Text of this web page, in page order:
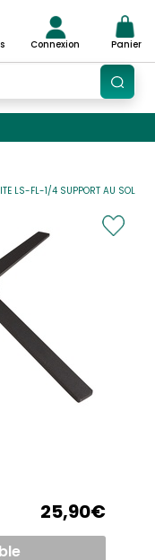
Connexion Panier
LS-FL-1/4 SUPPORT AU SOL
25,90€